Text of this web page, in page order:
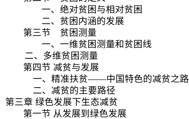
一、绝对贫困与相对贫困
二、贫困内涵的发展
第三节
贫困测量
一、一维贫困测量和贫困线
二、多维贫困测量
第四节 减贫与发展
一、精准扶贫——中国特色的减贫之路
二、减贫的主要路径
第三章 绿色发展下生态减贫
第一节 从发展到绿色发展